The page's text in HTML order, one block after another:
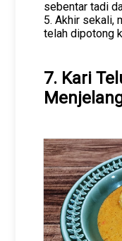
sebentar tadi
5. Akhir sekali,
telah dipotong
7. Kari